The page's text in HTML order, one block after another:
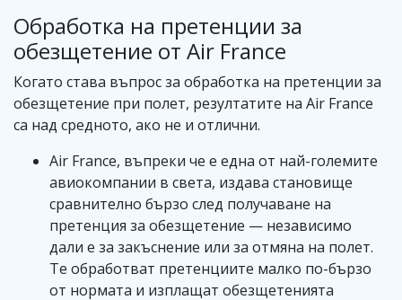
Обработка на претенции за
обезщетение от Air France
Когато става въпрос за обработка на претенции за
обезщетение при полет, резултатите на Air France
са над средното, ако не и отлични.
Air France, въпреки че е една от най-големите
авиокомпании в света, издава становище
сравнително бързо след получаване на
претенция за обезщетение — независимо
дали е за закъснение или за отмяна на полет.
Те обработват претенциите малко по-бързо
от нормата и изплащат обезщетенията